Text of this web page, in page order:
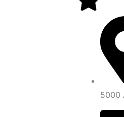
5000